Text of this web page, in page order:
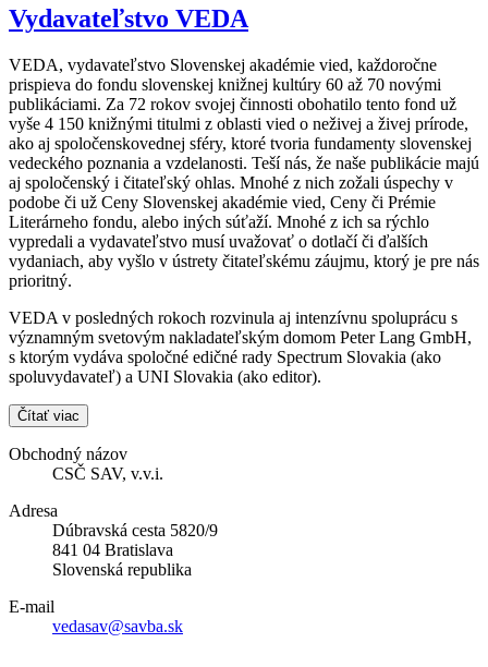
Vydavateľstvo VEDA
VEDA, vydavateľstvo Slovenskej akadémie vied, každoročne
prispieva do fondu slovenskej knižnej kultúry 60 až 70 novými
publikáciami. Za 72 rokov svojej činnosti obohatilo tento fond už
vyše 4 150 knižnými titulmi z oblasti vied o neživej a živej prírode,
ako aj spoločenskovednej sféry, ktoré tvoria fundamenty slovenskej
vedeckého poznania a vzdelanosti. Teší nás, že naše publikácie majú
aj spoločenský i čitateľský ohlas. Mnohé z nich zožali úspechy v
podobe či už Ceny Slovenskej akadémie vied, Ceny či Prémie
Literárneho fondu, alebo iných súťaží. Mnohé z ich sa rýchlo
vypredali a vydavateľstvo musí uvažovať o dotlačí či ďalších
vydaniach, aby vyšlo v ústrety čitateľskému záujmu, ktorý je pre nás
prioritný.
VEDA v posledných rokoch rozvinula aj intenzívnu spoluprácu s
významným svetovým nakladateľským domom Peter Lang GmbH,
s ktorým vydáva spoločné edičné rady Spectrum Slovakia (ako
spoluvydavateľ) a UNI Slovakia (ako editor).
Čítať viac
Obchodný názov
CSČ SAV, v.v.i.
Adresa
Dúbravská cesta 5820/9
841 04 Bratislava
Slovenská republika
E-mail
vedasav@savba.sk